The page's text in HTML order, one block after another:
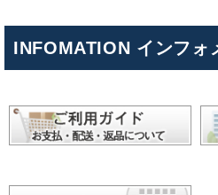
INFOMATION インフォ